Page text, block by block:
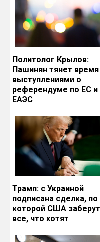
Политолог Крылов:
Пашинян тянет время
выступлениями о
референдуме по ЕС и
ЕАЭС
Трамп: с Украиной
подписана сделка, по
которой США заберут
все, что хотят